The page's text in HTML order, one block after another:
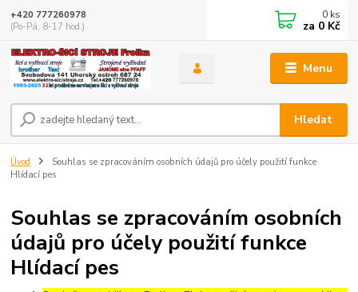
Menu
Hledat
+420 777260978
(Po-Pá, 8-17 hod.)
0 ks
za 0 Kč
Úvod
Souhlas se zpracováním osobních údajů pro účely použití funkce
Hlídací pes
Souhlas se zpracováním osobních
údajů pro účely použití funkce
Hlídací pes